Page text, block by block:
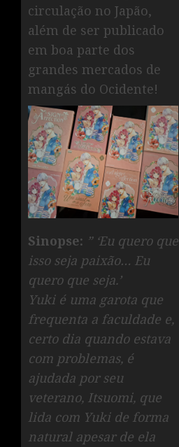
circulação no Japão,
além de ser publicado
em boa parte dos
grandes mercados de
mangás do Ocidente!
Sinopse: ” ‘Eu quero que
isso seja paixão… Eu
quero que seja.’
Yuki é uma garota que
frequenta a faculdade e,
certo dia quando estava
com problemas, é
ajudada por seu
veterano, Itsuomi, que
lida com Yuki de forma
natural apesar de ela